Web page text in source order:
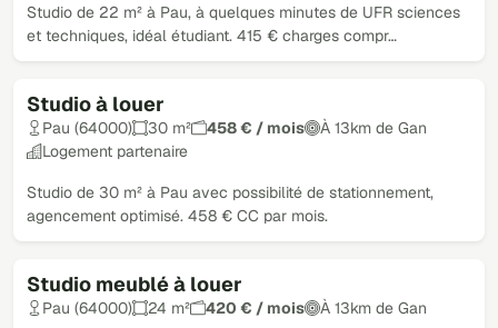
Studio de 22 m² à Pau, à quelques minutes de UFR sciences
et techniques, idéal étudiant. 415 € charges compr…
Studio à louer
Pau (64000) 30 m² 458 € / mois
À 13km de Gan
Logement partenaire
Studio de 30 m² à Pau avec possibilité de stationnement,
agencement optimisé. 458 € CC par mois.
Studio meublé à louer
Loué
Pau (64000) 24 m² 420 € / mois À 13km de Gan